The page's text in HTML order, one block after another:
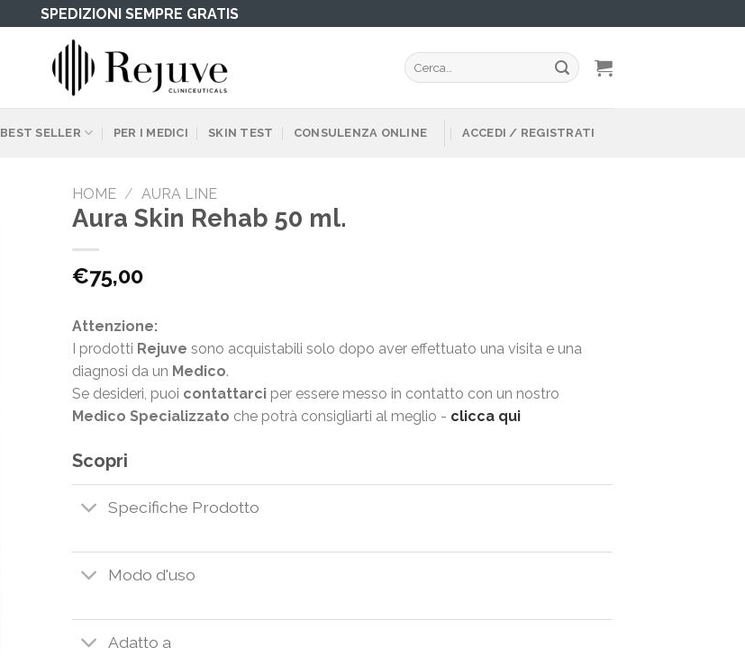
SPEDIZIONI SEMPRE GRATIS
Cerca:
BEST SELLER PER I MEDICI SKIN TEST CONSULENZA ONLINE ACCEDI / REGISTRATI
HOME / AURA LINE
Aura Skin Rehab 50 ml.
€75,00
Attenzione:
I prodotti Rejuve sono acquistabili solo dopo aver effettuato una visita e una
diagnosi da un Medico.
Se desideri, puoi contattarci per essere messo in contatto con un nostro
Medico Specializzato che potrà consigliarti al meglio - clicca qui
Scopri
Specifiche Prodotto
Modo d'uso
Adatto a